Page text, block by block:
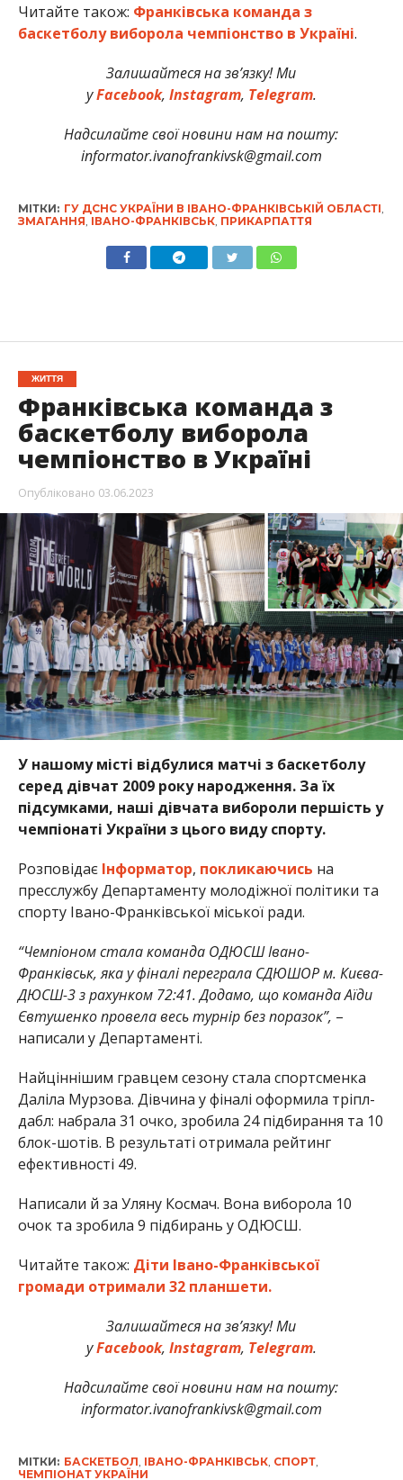
Читайте також: Франківська команда з
баскетболу виборола чемпіонство в Україні.
Залишайтеся на зв’язку! Ми
уFacebook, Instagram, Telegram.
Надсилайте свої новини нам на пошту:
informator.ivanofrankivsk@gmail.com
МІТКИ: ГУ ДСНС УКРАЇНИ В ІВАНО-ФРАНКІВСЬКІЙ ОБЛАСТІ
ЗМАГАННЯ ІВАНО-ФРАНКІВСЬК, ПРИКАРПАТТЯ
ЖИТТЯ
Франківська команда з
баскетболу виборола
чемпіонство в Україні
Опубліковано 03.06.2023
У нашому місті відбулися матчі з баскетболу
серед дівчат 2009 року народження. За їх
підсумками, наші дівчата вибороли першість у
чемпіонаті України з цього виду спорту.
Розповідає Інформатор, покликаючись на
пресслужбу Департаменту молодіжної політики та
спорту Івано-Франківської міської ради.
“Чемпіоном стала команда ОДЮСШ Івано-
Франківськ, яка у фіналі переграла СДЮШОР м. Києва-
ДЮСШ-3 з рахунком 72:41. Додамо, що команда Аїди
Євтушенко провела весь турнір без поразок”, –
написали у Департаменті.
Найціннішим гравцем сезону стала спортсменка
Даліла Мурзова. Дівчина у фіналі оформила тріпл-
дабл: набрала 31 очко, зробила 24 підбирання та 10
блок-шотів. В результаті отримала рейтинг
ефективності 49.
Написали й за Уляну Космач. Вона виборола 10
очок та зробила 9 підбирань у ОДЮСШ.
Читайте також: Діти Івано-Франківської
громади отримали 32 планшети.
Залишайтеся на зв’язку! Ми
уFacebook, Instagram, Telegram.
Надсилайте свої новини нам на пошту:
informator.ivanofrankivsk@gmail.com
МІТКИ: БАСКЕТБОЛ ІВАНО-ФРАНКІВСЬК, СПОРТ,
ЧЕМПІОНАТ УКРАЇНИ